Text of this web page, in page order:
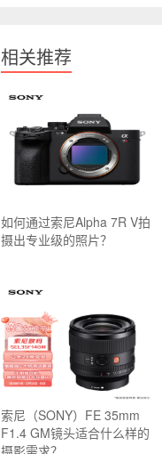
相关推荐
如何通过索尼Alpha 7R V拍
摄出专业级的照片？
索尼（SONY）FE 35mm
F1.4 GM镜头适合什么样的
摄影需求？